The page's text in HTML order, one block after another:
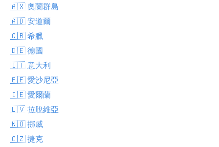
🇦🇽 奧蘭群島
🇦🇩 安道爾
🇬🇷 希臘
🇩🇪 德國
🇮🇹 意大利
🇪🇪 愛沙尼亞
🇮🇪 愛爾蘭
🇱🇻 拉脫維亞
🇳🇴 挪威
🇨🇿 捷克